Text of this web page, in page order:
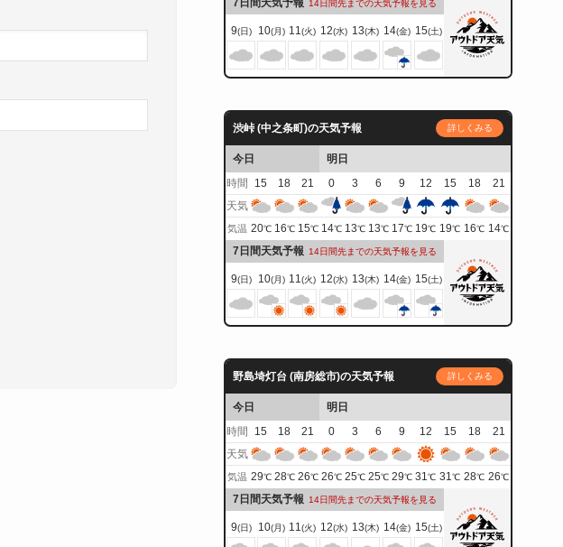
7日間天気予報 14日間先までの天気予報を見る
9(日) 10(月) 11(火) 12(水) 13(木) 14(金) 15(土)
渋峠 (中之条町)の天気予報 詳しくみる
今日
明日
時間
15 18 21 0 3 6 9 12 15 18
21
天気
気温 20℃ 16℃ 15℃ 14℃ 13℃ 13℃ 17℃ 19℃ 19℃ 16℃ 14℃
7日間天気予報 14日間先までの天気予報を見る
9(日) 10(月) 11(火) 12(水) 13(木) 14(金) 15(土)
野島埼灯台 (南房総市)の天気予報 詳しくみる
今日
明日
時間
15 18 21 0 3 6 9 12 15 18
21
天気
気温 29℃ 28℃ 26℃ 26℃ 25℃ 25℃ 29℃ 31℃ 31℃ 28℃ 26℃
7日間天気予報 14日間先までの天気予報を見る
9(日) 10(月) 11(火) 12(水) 13(木) 14(金) 15(土)